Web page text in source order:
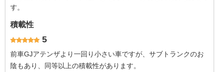
す。
積載性
5
前車GJアテンザより一回り小さい車ですが、サブトランクのお
陰もあり、同等以上の積載性があります。